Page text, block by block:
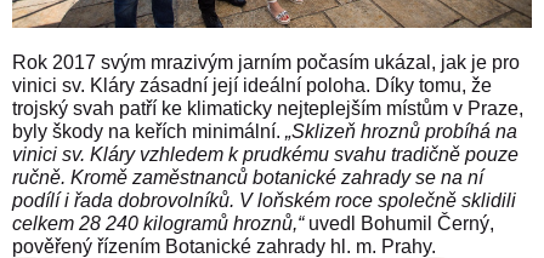
Rok 2017 svým mrazivým jarním počasím ukázal, jak je pro
vinici sv. Kláry zásadní její ideální poloha. Díky tomu, že
trojský svah patří ke klimaticky nejteplejším místům v Praze,
byly škody na keřích minimální. „Sklizeň hroznů probíhá na
vinici sv. Kláry vzhledem k prudkému svahu tradičně pouze
ručně. Kromě zaměstnanců botanické zahrady se na ní
podílí i řada dobrovolníků. V loňském roce společně sklidili
celkem 28 240 kilogramů hroznů,“ uvedl Bohumil Černý,
pověřený řízením Botanické zahrady hl. m. Prahy.